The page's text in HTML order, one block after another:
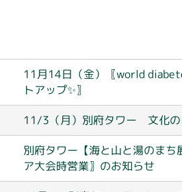
11月14日（金）〖world
トアップ✨〗
11/3（月）別府タワー 文化の
別府タワー【海と山と湯のま
ア大会時営業〗のお知らせ